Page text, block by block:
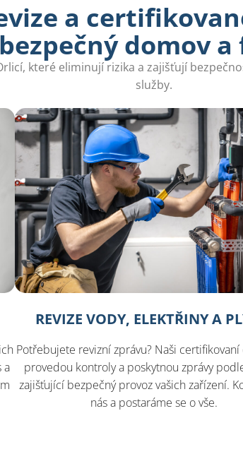
a
bezpečný domov
které eliminují rizika a zajišťují
služby.
a
REVIZE VODY, ELEKTŘINY A
Potřebujete revizní zprávu? Naši
provedou kontroly a poskytnou zprávy
zajišťující bezpečný provoz vašich zařízení.
nás a postaráme se o vše.